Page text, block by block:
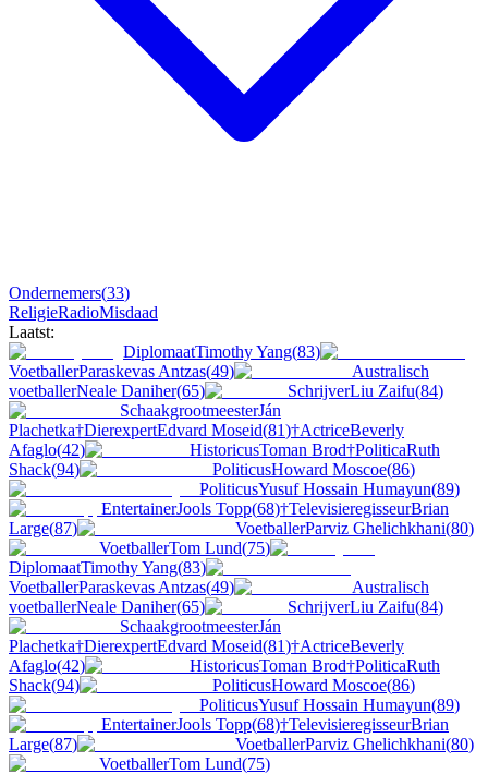
Ondernemers(33)
ReligieRadioMisdaad
Laatst:
DiplomaatTimothy Yang(83)
VoetballerParaskevas Antzas(49)
Australisch
voetballerNeale Daniher(65) SchrijverLiu Zaifu(84)
SchaakgrootmeesterJán
Plachetka†DierexpertEdvard Moseid(81)†ActriceBeverly
Afaglo(42) HistoricusToman Brod†PoliticaRuth
Shack(94) PoliticusHoward Moscoe(86)
PoliticusYusuf Hossain Humayun(89)
EntertainerJools Topp(68)†TelevisieregisseurBrian
Large(87) VoetballerParviz Ghelichkhani(80)
VoetballerTom Lund(75)
DiplomaatTimothy Yang(83)
VoetballerParaskevas Antzas(49)
Australisch
voetballerNeale Daniher(65) SchrijverLiu Zaifu(84)
SchaakgrootmeesterJán
Plachetka†DierexpertEdvard Moseid(81)†ActriceBeverly
Afaglo(42) HistoricusToman Brod†PoliticaRuth
Shack(94) PoliticusHoward Moscoe(86)
PoliticusYusuf Hossain Humayun(89)
EntertainerJools Topp(68)†TelevisieregisseurBrian
Large(87) VoetballerParviz Ghelichkhani(80)
VoetballerTom Lund(75)